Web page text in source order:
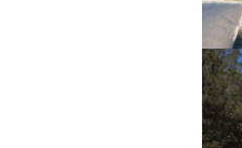
чим